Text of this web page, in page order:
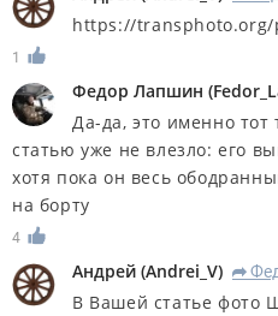
https://transphoto.org/
1
Федор Лапшин (
Да-да, это именно тот
статью уже не влезло: его
хотя пока он весь
на борту
4
Андрей (Andrei_V) R
В Вашей статье фото